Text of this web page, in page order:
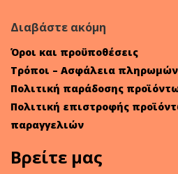
Διαβάστε ακόμη
Όροι και προϋποθέσεις
Τρόποι – Ασφάλεια πληρωμών
Πολιτική παράδοσης
Πολιτική επιστροφής
παραγγελιών
Βρείτε μας